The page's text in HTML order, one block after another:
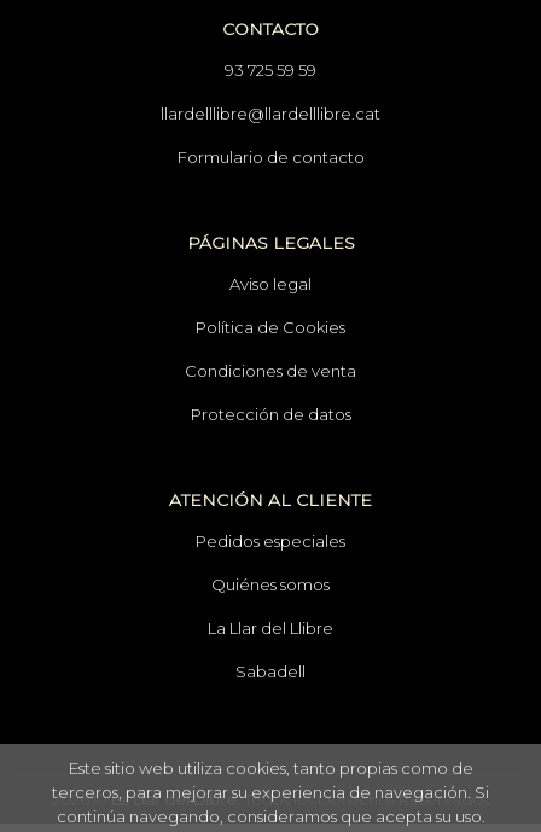
CONTACTO
93 725 59 59
llardelllibre@llardelllibre.cat
Formulario de contacto
PÁGINAS LEGALES
Aviso legal
Política de Cookies
Condiciones de venta
Protección de datos
ATENCIÓN AL CLIENTE
Pedidos especiales
Quiénes somos
La Llar del Llibre
Sabadell
2026 ©La Llar del Llibre. Todos los Derechos Reservados
Este sitio web utiliza cookies, tanto propias como de
terceros, para mejorar su experiencia de navegación. Si
continúa navegando, consideramos que acepta su uso.